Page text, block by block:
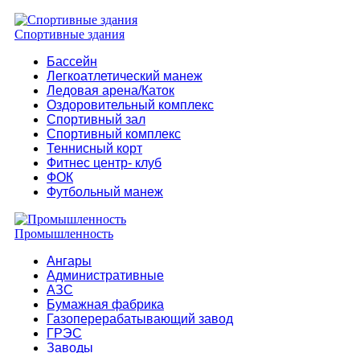
Спортивные здания
Бассейн
Легкоатлетический манеж
Ледовая арена/Каток
Оздоровительный комплекс
Спортивный зал
Спортивный комплекс
Теннисный корт
Фитнес центр- клуб
ФОК
Футбольный манеж
Промышленность
Ангары
Административные
АЗС
Бумажная фабрика
Газоперерабатывающий завод
ГРЭС
Заводы